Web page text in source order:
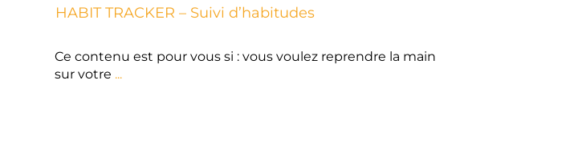
HABIT TRACKER – Suivi d’habitudes
Ce contenu est pour vous si : vous voulez reprendre la main
sur votre ...